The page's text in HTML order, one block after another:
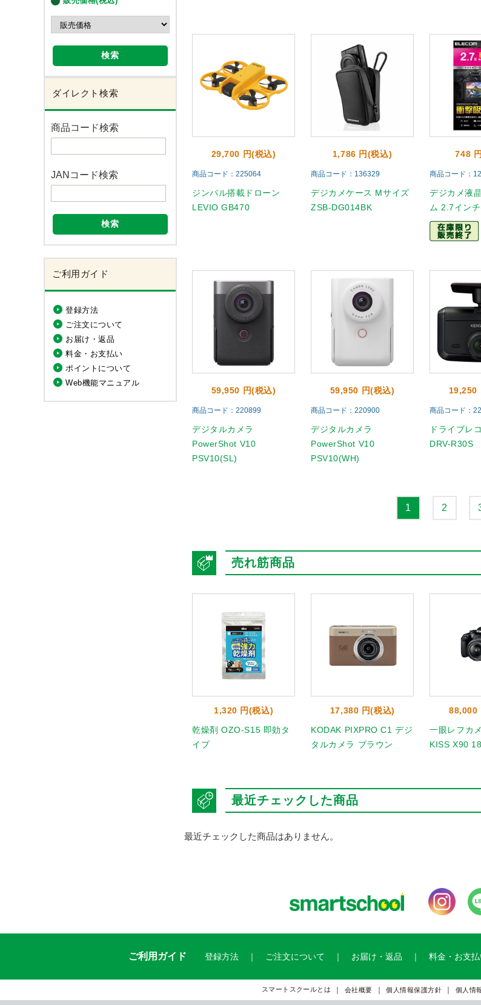
検索
ダイレクト検索
商品コード検索
JANコード検索
検索
ご利用ガイド
登録方法
ご注文について
お届け・返品
料金・お支払い
ポイントについて
Web機能マニュアル
29,700 円(税込)
商品コード：225064
ジンバル搭載ドローン
LEVIO GB470
1,786 円(税込)
商品コード：136329
デジカメケース Mサイズ
ZSB-DG014BK
748
商品コード：
デジカメ液
ム 2.7イン
59,950 円(税込)
商品コード：220899
デジタルカメラ
PowerShot V10
PSV10(SL)
59,950 円(税込)
商品コード：220900
デジタルカメラ
PowerShot V10
PSV10(WH)
19,250
商品コード：
ドライブレ
DRV-R30S
1 2
売れ筋商品
1,320 円(税込)
乾燥剤 OZO-S15 即効タ
イプ
17,380 円(税込)
KODAK PIXPRO C1 デジ
タルカメラ ブラウン
88,000
一眼レフカ
KISS X90
最近チェックした商品
最近チェックした商品はありません。
ご利用ガイド 登録方法 ご注文について お届け・返品 料金・お支
スマートスクールとは 会社概要 個人情報保護方針 個人情